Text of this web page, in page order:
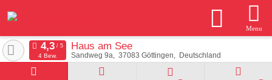
Menu
Haus am See
Sandweg 9a 37083 Göttingen Deutschland
4 Bew.